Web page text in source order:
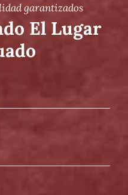
garantizados
El Lugar